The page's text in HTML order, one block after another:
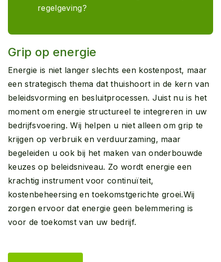
regelgeving?
Grip op energie
Energie is niet langer slechts een kostenpost, maar
een strategisch thema dat thuishoort in de kern van
beleidsvorming en besluitprocessen. Juist nu is het
moment om energie structureel te integreren in uw
bedrijfsvoering. Wij helpen u niet alleen om grip te
krijgen op verbruik en verduurzaming, maar
begeleiden u ook bij het maken van onderbouwde
keuzes op beleidsniveau. Zo wordt energie een
krachtig instrument voor continuïteit,
kostenbeheersing en toekomstgerichte groei.Wij
zorgen ervoor dat energie geen belemmering is
voor de toekomst van uw bedrijf.